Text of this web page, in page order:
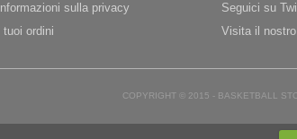
Informazioni sulla privacy
I tuoi ordini
Seguici su
Visita il
COPYRIGHT © 2015 - BASKETBALL